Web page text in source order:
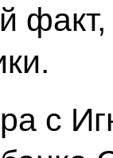
факт,
с